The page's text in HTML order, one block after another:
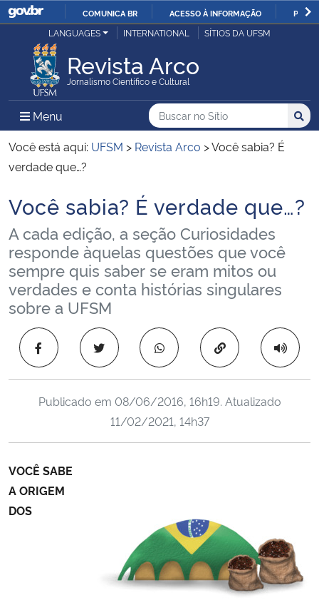
IR
O
COMUNICA BR ACESSO À INFORMAÇÃO
Ministério da Justiça e Segurança Pública
Ministério da Defesa
Ministério das Relações Exteriores
Ministério da Infraestrutura
Ministério da Agricultura, Pecuária e Abastecimento
Ministério da Educação
Ministério da Cidadania
Ministério da Saúde
Ministério de Minas e Energia
Ministério da Ciência, Tecnologia, Inovações e Comunicações
Ministério do Desenvolvimento Regional
LANGUAGES INTERNATIONAL SÍTIOS DA UFSM
Revista Arco
Jornalismo Científico e Cultural
Menu Menu Principal do Sítio
Busca
Buscar no no Sítio
Busca:
Você está aqui: UFSM > Revista Arco >Você sabia? É
verdade que…?
Início do conteúdo
Você sabia? É verdade que…?
A cada edição, a seção Curiosidades
responde àquelas questões que você
sempre quis saber se eram mitos ou
verdades e conta histórias singulares
sobre a UFSM
Copiar para área
Publicado em 08/06/2016, 16h19. Atualizado
11/02/2021, 14h37
VOCÊ SABE
A ORIGEM
DOS